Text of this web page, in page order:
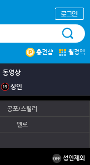
충전샵 월정액
동영상
성인
공포/스릴러
멜로
성인제외